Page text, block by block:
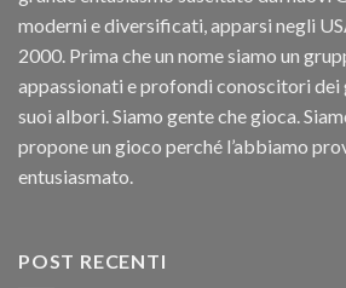
moderni e diversificati, apparsi negli
2000. Prima che un nome siamo un
appassionati e profondi conoscitori dei
suoi albori. Siamo gente che gioca.
propone un gioco perché l’abbiamo
entusiasmato.
POST RECENTI